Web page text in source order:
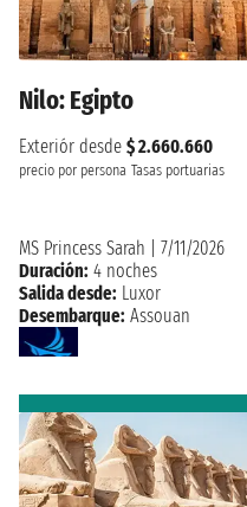
Nilo: Egipto
Exteriór desde $ 2.660.660
precio por persona Tasas portuarias
MS Princess Sarah
7/11/2026
Duración: 4 noches
Salida desde: Luxor
Desembarque: Assouan